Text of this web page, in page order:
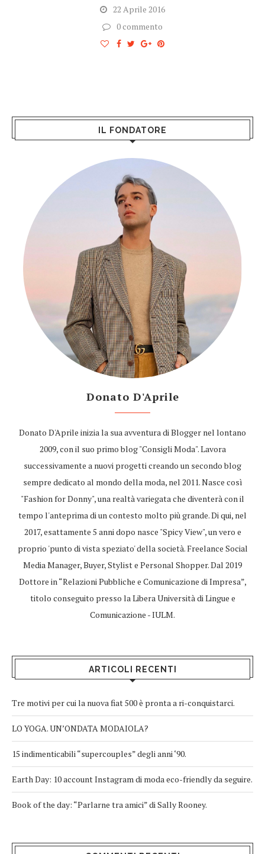
22 Aprile 2016
0 commento
IL FONDATORE
Donato D'Aprile
Donato D'Aprile inizia la sua avventura di Blogger nel lontano
2009, con il suo primo blog "Consigli Moda". Lavora
successivamente a nuovi progetti creando un secondo blog
sempre dedicato al mondo della moda, nel 2011. Nasce così
"Fashion for Donny", una realtà variegata che diventerà con il
tempo l'anteprima di un contesto molto più grande. Di qui, nel
2017, esattamente 5 anni dopo nasce "Spicy View", un vero e
proprio 'punto di vista speziato' della società. Freelance Social
Media Manager, Buyer, Stylist e Personal Shopper. Dal 2019
Dottore in “Relazioni Pubbliche e Comunicazione di Impresa”,
titolo conseguito presso la Libera Università di Lingue e
Comunicazione - IULM.
ARTICOLI RECENTI
Tre motivi per cui la nuova fiat 500 è pronta a ri-conquistarci.
LO YOGA. UN’ONDATA MODAIOLA?
15 indimenticabili “supercouples” degli anni ‘90.
Earth Day: 10 account Instagram di moda eco-friendly da seguire.
Book of the day: “Parlarne tra amici” di Sally Rooney.